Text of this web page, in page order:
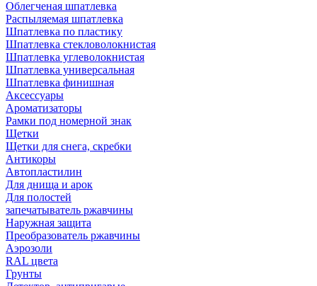
Облегченая шпатлевка
Распыляемая шпатлевка
Шпатлевка по пластику
Шпатлевка стекловолокнистая
Шпатлевка углеволокнистая
Шпатлевка универсальная
Шпатлевка финишная
Аксессуары
Ароматизаторы
Рамки под номерной знак
Щетки
Щетки для снега, скребки
Антикоры
Автопластилин
Для днища и арок
Для полостей
запечатыватель ржавчины
Наружная защита
Преобразователь ржавчины
Аэрозоли
RAL цвета
Грунты